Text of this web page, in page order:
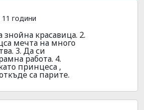
години
знойна красавица. 2.
мечта на много
3. Да си
работа. 4.
принцеса ,
са парите.